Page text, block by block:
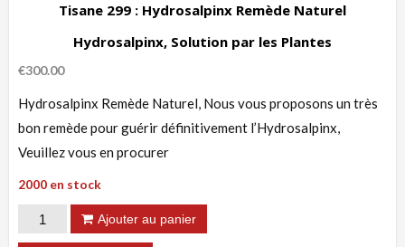
Tisane 299 : Hydrosalpinx Remède Naturel
Hydrosalpinx, Solution par les Plantes
€300.00
Hydrosalpinx Remède Naturel, Nous vous proposons un très
bon remède pour guérir définitivement l’Hydrosalpinx,
Veuillez vous en procurer
2000 en stock
quantité
de
Ajouter au panier